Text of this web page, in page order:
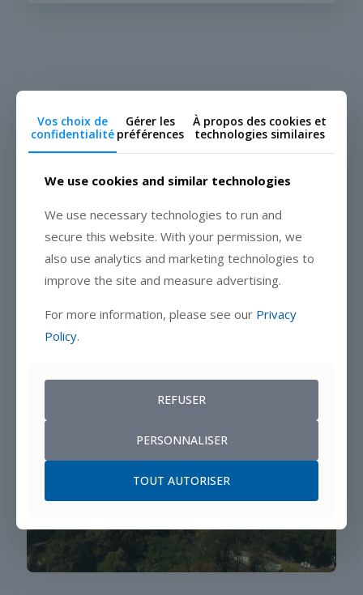
Siège européen
31 boulevard Alexander Malinov, 1729 CampusX
contact@movemar.com
Nous répondons généralement sous 1 jour ouvré.
Horaires d’ouverture : du lundi au vendredi, de 09h00 à 18h00
Vos choix de
confidentialité
Gérer les
préférences
À propos des cookies et
technologies similaires
We use cookies and similar technologies
We use necessary technologies to run and
secure this website. With your permission, we
also use analytics and marketing technologies to
improve the site and measure advertising.
For more information, please see our Privacy
Policy.
REFUSER
PERSONNALISER
TOUT AUTORISER